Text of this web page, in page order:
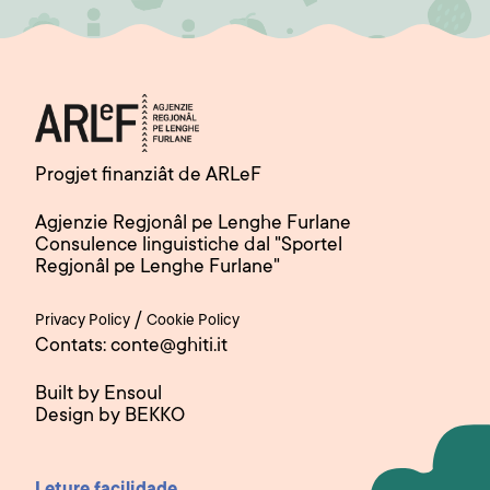
Progjet finanziât de ARLeF
Agjenzie Regjonâl pe Lenghe Furlane
Consulence linguistiche dal "Sportel
Regjonâl pe Lenghe Furlane"
Privacy Policy / Cookie Policy
Contats: conte@ghiti.it
Built by Ensoul
Design by BEKKO